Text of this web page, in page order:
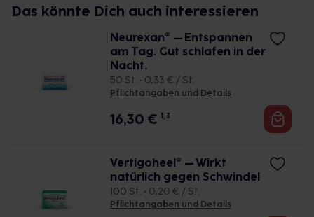
• Fördert die Verdauung und reguliert das Leber-
• Kann bei Blähungen, Völlegefühl und
krampfartigen Beschwerden helfen
• Sehr gut verträglich und für den Alltag geeignet
• Praktisch auch für unterwegs
Sanfte Unterstützung für Leber und Verdauung
Stoffwechsel und spielt eine
entscheidende Rolle für die Verdauung,
insbesondere von Fetten. Gerät die Leberfunktion
aus dem Gleichgewicht, etwa durch üppige
Das könnte Dich auch interessieren
Neurexan® – Entspannen
am Tag. Gut schlafen in der
Nacht.
50 St. • 0,33 € / St.
Pflichtangaben und Details
16,30 € 1, 3
Vertigoheel® – Wirkt
natürlich gegen Schwindel
100 St. • 0,20 € / St.
Pflichtangaben und Details